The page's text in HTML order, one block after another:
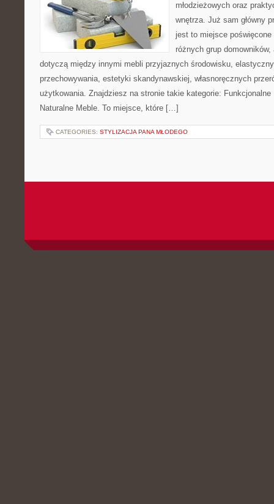
młodzieżowych oraz
wnętrza. Już sam główny
jest to miejsce
różnych grup domowników,
dotyczą między innymi mebli przyjaznych środowisku,
przechowywania, estetyki skandynawskiej, własnoręcznych
użytkowania. Znajdziesz na stronie takie kategorie:
Naturalne Meble. To miejsce, które […]
CATEGORIES: STYLIZACJA PANA MŁODEGO